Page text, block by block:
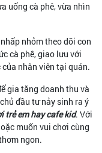
uống cà phê, vừa nhìn
nhỏm theo dõi con
cà phê, giao lưu với
nhân viên tại quán.
gia tăng doanh thu và
đầu tư nảy sinh ra ý
trẻ em hay cafe kid. Với
muốn vui chơi cùng
ngon.